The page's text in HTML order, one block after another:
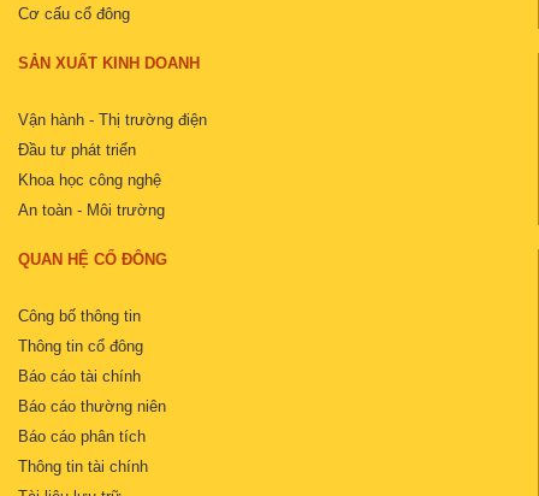
Cơ cấu cổ đông
SẢN XUẤT KINH DOANH
Vận hành - Thị trường điện
Đầu tư phát triển
Khoa học công nghệ
An toàn - Môi trường
QUAN HỆ CỔ ĐÔNG
Công bố thông tin
Thông tin cổ đông
Báo cáo tài chính
Báo cáo thường niên
Báo cáo phân tích
Thông tin tài chính